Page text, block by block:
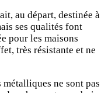
au départ, destinée à
ses qualités font
pour les maisons
très résistante et ne
ne sont pas